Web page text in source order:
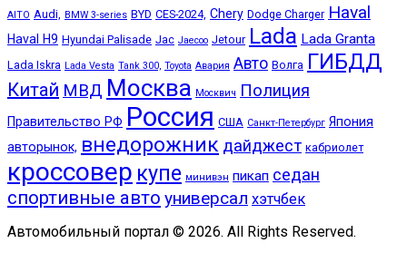
AITO Audi, BMW 3-series BYD CES-2024, Chery Dodge Charger Haval
Haval H9 Hyundai Palisade Jac Jaecoo Jetour Lada Lada Granta
Lada Iskra Lada Vesta Tank 300, Toyota Авария Авто Волга ГИБДД
Китай МВД Москва Москвич Полиция
Правительство РФ Россия США Санкт-Петербург Япония
авторынок, внедорожник дайджест кабриолет
кроссовер купе минивэн пикап седан
спортивные авто универсал хэтчбек
Автомобильный портал © 2026. All Rights Reserved.